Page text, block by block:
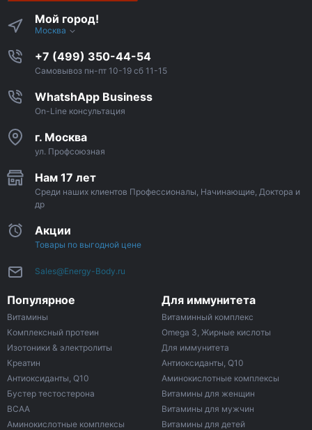
Мой город!
Москва
+7 (499) 350-44-54
Самовывоз пн-пт 10-19 сб 11-15
WhatshApp Business
On-Line консультация
г. Москва
ул. Профсоюзная
Нам 17 лет
Среди наших клиентов Профессионалы, Начинающие, Доктора и
др
Акции
Товары по выгодной цене
Sales@Energy-Body.ru
Популярное
Витамины
Комплексный протеин
Изотоники & электролиты
Креатин
Антиоксиданты, Q10
Бустер тестостерона
ВСАА
Аминокислотные комплексы
Для иммунитета
Витаминный комплекс
Omega 3, Жирные кислоты
Для иммунитета
Антиоксиданты, Q10
Аминокислотные комплексы
Витамины для женщин
Витамины для мужчин
Витамины для детей